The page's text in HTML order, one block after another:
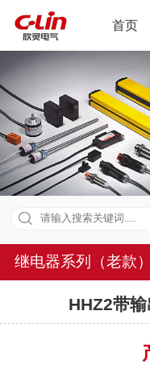
首页
继电器系列（老款）
HHZ2带